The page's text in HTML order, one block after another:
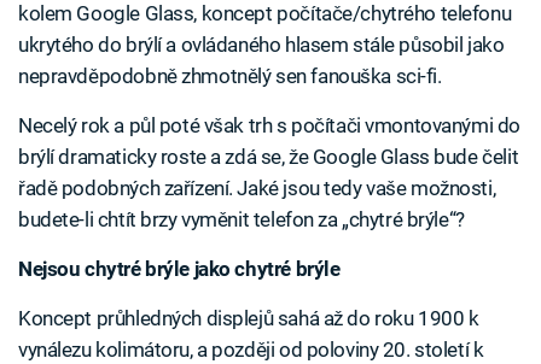
kolem Google Glass, koncept počítače/chytrého telefonu
ukrytého do brýlí a ovládaného hlasem stále působil jako
nepravděpodobně zhmotnělý sen fanouška sci-fi.
Necelý rok a půl poté však trh s počítači vmontovanými do
brýlí dramaticky roste a zdá se, že Google Glass bude čelit
řadě podobných zařízení. Jaké jsou tedy vaše možnosti,
budete-li chtít brzy vyměnit telefon za „chytré brýle“?
Nejsou chytré brýle jako chytré brýle
Koncept průhledných displejů sahá až do roku 1900 k
vynálezu kolimátoru, a později od poloviny 20. století k